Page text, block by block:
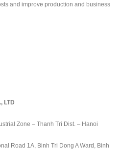
and improve production and business
LTD
Zone – Thanh Tri Dist. – Hanoi
Road 1A, Binh Tri Dong A Ward, Binh